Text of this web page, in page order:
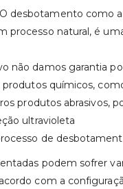
desbotamento como a
processo natural, é
não damos garantia
produtos químicos,
produtos abrasivos,
ultravioleta
de
podem sofrer
com a